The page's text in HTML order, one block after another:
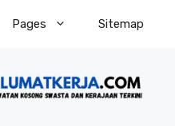
Pages Sitemap